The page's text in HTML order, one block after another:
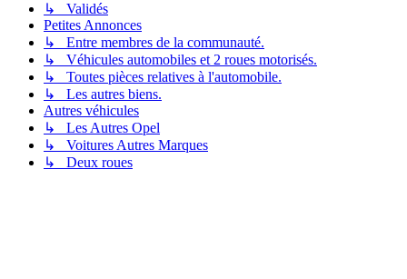
↳ Validés
Petites Annonces
↳ Entre membres de la communauté.
↳ Véhicules automobiles et 2 roues motorisés.
↳ Toutes pièces relatives à l'automobile.
↳ Les autres biens.
Autres véhicules
↳ Les Autres Opel
↳ Voitures Autres Marques
↳ Deux roues